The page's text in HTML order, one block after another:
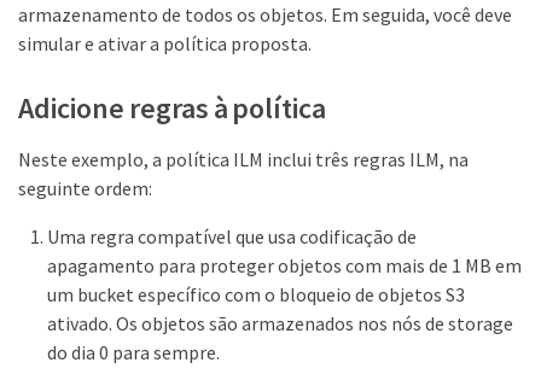
armazenamento de todos os objetos. Em seguida, você deve
simular e ativar a política proposta.
Adicione regras à política
Neste exemplo, a política ILM inclui três regras ILM, na
seguinte ordem:
Uma regra compatível que usa codificação de
apagamento para proteger objetos com mais de 1 MB em
um bucket específico com o bloqueio de objetos S3
ativado. Os objetos são armazenados nos nós de storage
do dia 0 para sempre.